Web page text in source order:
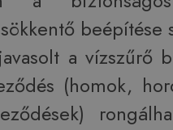
beépítése
a vízszűrő
(homok,